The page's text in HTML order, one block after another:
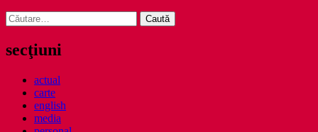
Caută
după:
secţiuni
actual
carte
english
media